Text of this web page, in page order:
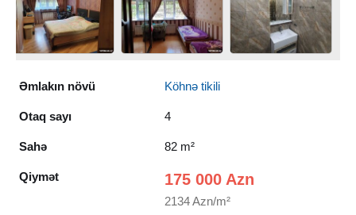
Əmlakın növü Köhnə tikili
Otaq sayı 4
Sahə 82 m²
Qiymət 175 000 Azn
2134 Azn/m²